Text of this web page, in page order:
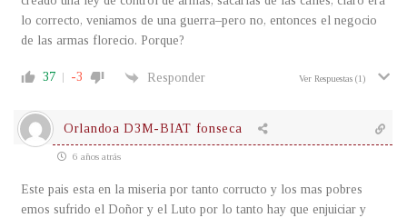
lo correcto, veniamos de una guerra–pero no, entonces el negocio
de las armas florecio. Porque?
37 -3 Responder Ver Respuestas (1)
Orlandoa D3M-BIAT fonseca
6 años atrás
Este pais esta en la miseria por tanto corructo y los mas pobres
emos sufrido el Doñor y el Luto por lo tanto hay que enjuiciar y